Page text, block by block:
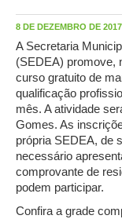
8 DE DEZEMBRO DE
A Secretaria
(SEDEA) promove,
curso gratuito de
qualificação
mês. A atividade
Gomes. As
própria SEDEA, de
necessário
comprovante de
podem participar.
Confira a grade